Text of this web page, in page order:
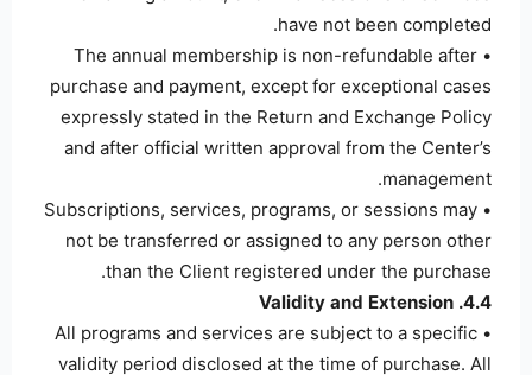
have not been completed.
• The annual membership is non-refundable after
purchase and payment, except for exceptional cases
expressly stated in the Return and Exchange Policy
and after official written approval from the Center’s
management.
• Subscriptions, services, programs, or sessions may
not be transferred or assigned to any person other
than the Client registered under the purchase.
4.4. Validity and Extension
• All programs and services are subject to a specific
validity period disclosed at the time of purchase. All